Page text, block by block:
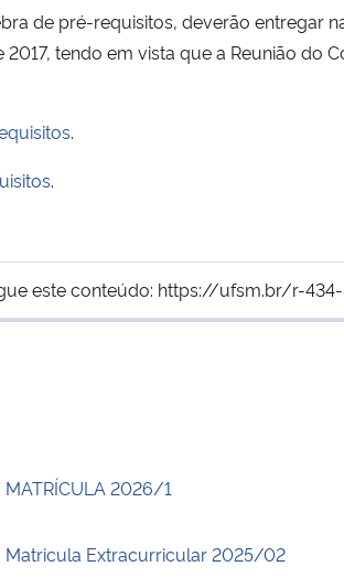
de pré-requisitos, deverão entregar
tendo em vista que a Reunião do
.
.
este conteúdo: https://ufsm.br/r-434-
MATRÍCULA 2026/1
Matricula Extracurricular 2025/02